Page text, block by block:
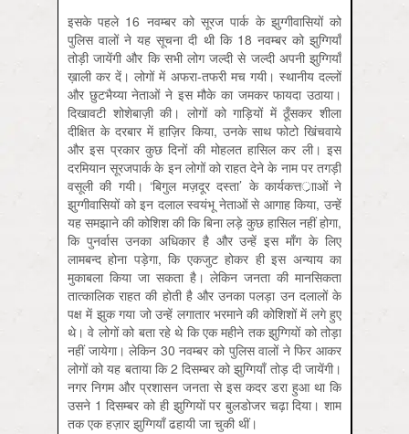
इसके पहले 16 नवम्बर को सूरज पार्क के झुग्गीवासियों को
पुलिस वालों ने यह सूचना दी थी कि 18 नवम्बर को झुग्गियाँ
तोड़ी जायेंगी और कि सभी लोग जल्दी से जल्दी अपनी झुग्गियाँ
ख़ाली कर दें। लोगों में अफरा-तफरी मच गयी। स्थानीय दल्लों
और छुटभैय्या नेताओं ने इस मौके का जमकर फायदा उठाया।
दिखावटी शोशेबाज़ी की। लोगों को गाड़ियों में ठूँसकर शीला
दीक्षित के दरबार में हाज़िर किया, उनके साथ फोटो खिंचवाये
और इस प्रकार कुछ दिनों की मोहलत हासिल कर ली। इस
दरमियान सूरजपार्क के इन लोगों को राहत देने के नाम पर तगड़ी
वसूली की गयी। ‘बिगुल मज़दूर दस्ता’ के कार्यकत्तर्ााओं ने
झुग्गीवासियों को इन दलाल स्वयंभू नेताओं से आगाह किया, उन्हें
यह समझाने की कोशिश की कि बिना लड़े कुछ हासिल नहीं होगा,
कि पुनर्वास उनका अधिकार है और उन्हें इस माँग के लिए
लामबन्द होना पड़ेगा, कि एकजुट होकर ही इस अन्याय का
मुकाबला किया जा सकता है। लेकिन जनता की मानसिकता
तात्कालिक राहत की होती है और उनका पलड़ा उन दलालों के
पक्ष में झुक गया जो उन्हें लगातार भरमाने की कोशिशों में लगे हुए
थे। वे लोगों को बता रहे थे कि एक महीने तक झुग्गियों को तोड़ा
नहीं जायेगा। लेकिन 30 नवम्बर को पुलिस वालों ने फिर आकर
लोगों को यह बताया कि 2 दिसम्बर को झुग्गियाँ तोड़ दी जायेंगी।
नगर निगम और प्रशासन जनता से इस कदर डरा हुआ था कि
उसने 1 दिसम्बर को ही झुग्गियाें पर बुलडोजर चढ़ा दिया। शाम
तक एक हज़ार झुग्गियाँ ढहायी जा चुकी थीं।